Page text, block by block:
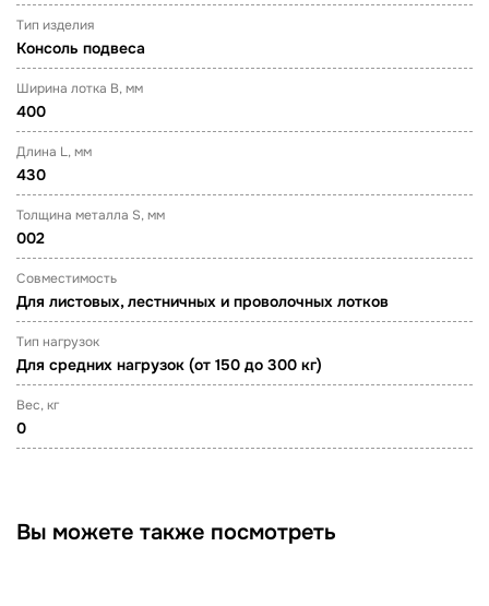
Тип изделия
Консоль подвеса
Ширина лотка B, мм
400
Длина L, мм
430
Толщина металла S, мм
002
Совместимость
Для листовых, лестничных и проволочных лотков
Тип нагрузок
Для средних нагрузок (от 150 до 300 кг)
Вес, кг
0
Вы можете также посмотреть